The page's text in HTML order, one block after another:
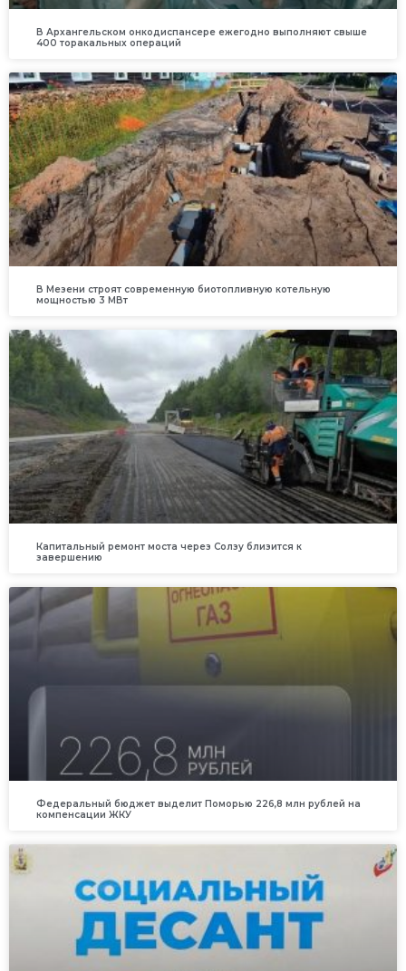
В Архангельском онкодиспансере ежегодно выполняют свыше
400 торакальных операций
В Мезени строят современную биотопливную котельную
мощностью 3 МВт
Капитальный ремонт моста через Солзу близится к
завершению
Федеральный бюджет выделит Поморью 226,8 млн рублей на
компенсации ЖКУ